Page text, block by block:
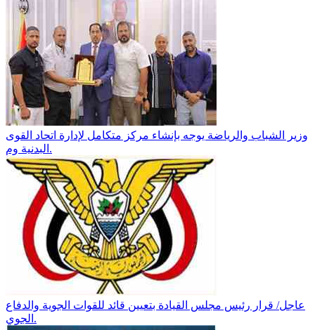
وزير الشباب والرياضة يوجه بإنشاء مركز متكامل لإدارة اتحاد القوى
البدنية وم.
عاجل/ قرار رئيس مجلس القيادة بتعيين قائد للقوات الجوية والدفاع
الجوي.